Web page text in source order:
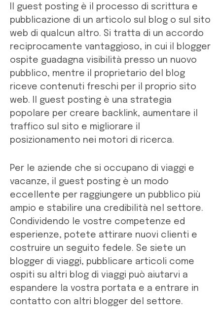
Il guest posting è il processo di scrittura e
pubblicazione di un articolo sul blog o sul sito
web di qualcun altro. Si tratta di un accordo
reciprocamente vantaggioso, in cui il blogger
ospite guadagna visibilità presso un nuovo
pubblico, mentre il proprietario del blog
riceve contenuti freschi per il proprio sito
web. Il guest posting è una strategia
popolare per creare backlink, aumentare il
traffico sul sito e migliorare il
posizionamento nei motori di ricerca.
Per le aziende che si occupano di viaggi e
vacanze, il guest posting è un modo
eccellente per raggiungere un pubblico più
ampio e stabilire una credibilità nel settore.
Condividendo le vostre competenze ed
esperienze, potete attirare nuovi clienti e
costruire un seguito fedele. Se siete un
blogger di viaggi, pubblicare articoli come
ospiti su altri blog di viaggi può aiutarvi a
espandere la vostra portata e a entrare in
contatto con altri blogger del settore.